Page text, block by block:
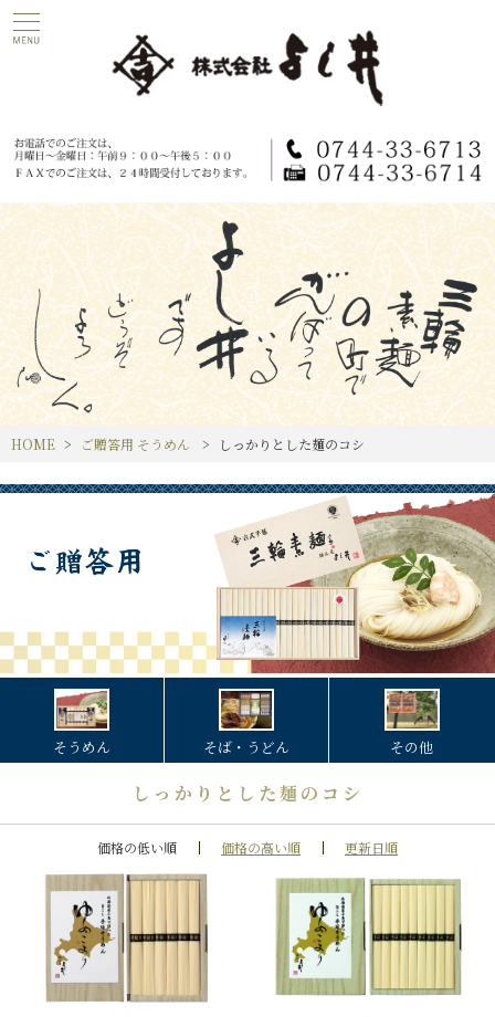
HOME ご贈答用 そうめん しっかりとした麺のコシ
そうめん そば・うどん その他
しっかりとした麺のコシ
価格の低い順 価格の高い順 更新日順